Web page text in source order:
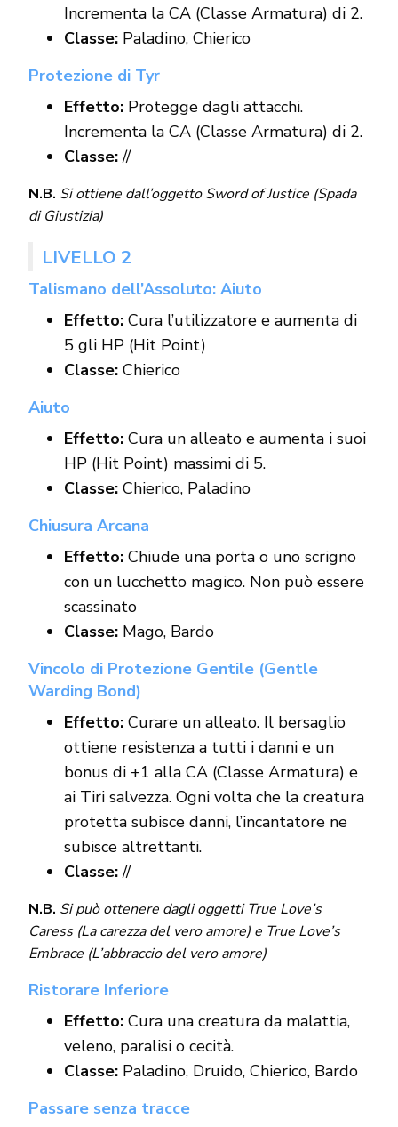
Incrementa la CA (Classe Armatura) di 2.
Classe:Paladino, Chierico
Protezione di Tyr
Effetto:Protegge dagli attacchi.
Incrementa la CA (Classe Armatura) di 2.
Classe://
N.B. Si ottiene dall’oggetto Sword of Justice (Spada
di Giustizia)
LIVELLO 2
Talismano dell’Assoluto: Aiuto
Effetto:Cura l’utilizzatore e aumenta di
5 gli HP (Hit Point)
Classe:Chierico
Aiuto
Effetto:Cura un alleato e aumenta i suoi
HP (Hit Point) massimi di 5.
Classe:Chierico, Paladino
Chiusura Arcana
Effetto:Chiude una porta o uno scrigno
con un lucchetto magico. Non può essere
scassinato
Classe:Mago, Bardo
Vincolo di Protezione Gentile (Gentle
Warding Bond)
Effetto:Curare un alleato. Il bersaglio
ottiene resistenza a tutti i danni e un
bonus di +1 alla CA (Classe Armatura) e
ai Tiri salvezza. Ogni volta che la creatura
protetta subisce danni, l’incantatore ne
subisce altrettanti.
Classe://
N.B. Si può ottenere dagli oggetti True Love’s
Caress (La carezza del vero amore) e True Love’s
Embrace (L’abbraccio del vero amore)
Ristorare Inferiore
Effetto:Cura una creatura da malattia,
veleno, paralisi o cecità.
Classe:Paladino, Druido, Chierico, Bardo
Passare senza tracce